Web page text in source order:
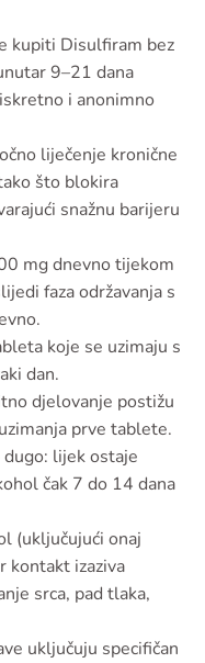
kupiti Disulfiram bez
9–21 dana
i anonimno
liječenje kronične
što blokira
snažnu barijeru
mg dnevno tijekom
faza održavanja s
koje se uzimaju s
dan.
djelovanje postižu
prve tablete.
lijek ostaje
čak 7 do 14 dana
(uključujući onaj
kontakt izaziva
srca, pad tlaka,
uključuju specifičan